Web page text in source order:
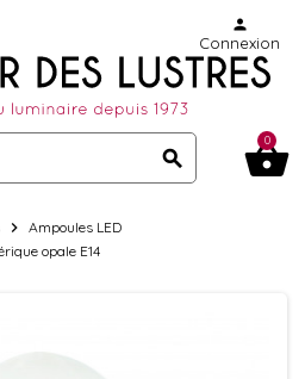
search
person
Connexion
shopping_basket
0
chevron_right Ampoules LED
opale E14